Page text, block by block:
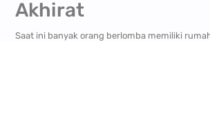
Akhirat
Saat ini banyak orang berlomba memiliki